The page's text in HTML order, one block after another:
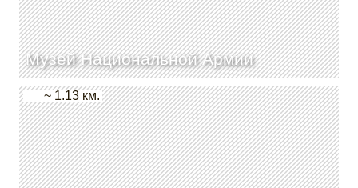
Музей Национальной Армии
~ 1.13 км.